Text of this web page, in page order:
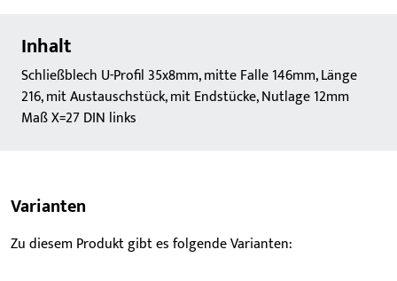
Inhalt
Schließblech U-Profil 35x8mm, mitte Falle 146mm, Länge
216, mit Austauschstück, mit Endstücke, Nutlage 12mm
Maß X=27 DIN links
Varianten
Zu diesem Produkt gibt es folgende Varianten: